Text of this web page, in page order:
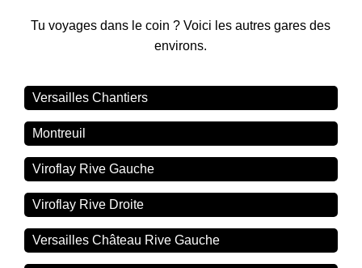
Tu voyages dans le coin ? Voici les autres gares des
environs.
Versailles Chantiers
Montreuil
Viroflay Rive Gauche
Viroflay Rive Droite
Versailles Château Rive Gauche